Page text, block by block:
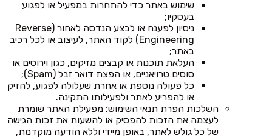
שימוש באתר כדי להתחרות במפעיל או לפגוע
בעסקיו;
ניסיון לפענח או לבצע הנדסה לאחור (Reverse
Engineering) לקוד האתר, לעיצוב או לכל רכיב
באתר;
העלאת תוכנות או קבצים מזיקים, כגון וירוסים או
סוסים טרויאניים, או הפצת דואר זבל (Spam);
כל פעולה נוספת או אחרת שעלולה לפגוע, להזיק
או להפריע לאתר ולפעילותו התקינה.
השלכות הפרת תנאי השימוש: מפעילת האתר שומרת
לעצמה את הזכות להפסיק או להשעות את זכות הגישה
של כל גולש לאתר, באופן מיידי וללא הודעה מוקדמת,